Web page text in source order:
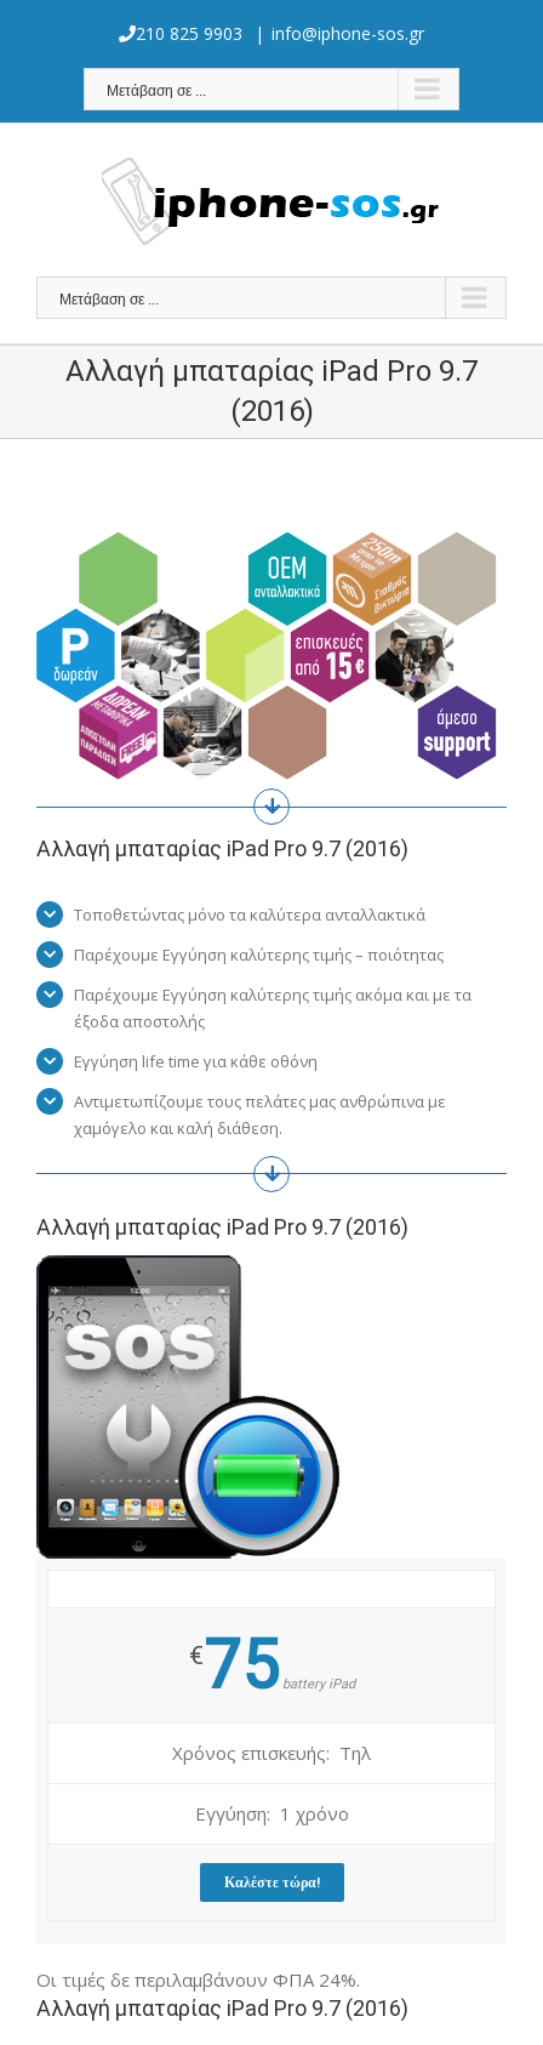
210 825 9903 | info@iphone-sos.gr
Μετάβαση σε ...
Μετάβαση σε ...
Αλλαγή μπαταρίας iPad Pro 9.7
(2016)
Αλλαγή μπαταρίας iPad Pro 9.7 (2016)
Τοποθετώντας μόνο τα καλύτερα ανταλλακτικά
Παρέχουμε Εγγύηση καλύτερης τιμής – ποιότητας
Παρέχουμε Εγγύηση καλύτερης τιμής ακόμα και με τα
έξοδα αποστολής
Εγγύηση life time για κάθε οθόνη
Αντιμετωπίζουμε τους πελάτες μας ανθρώπινα με
χαμόγελο και καλή διάθεση.
Αλλαγή μπαταρίας iPad Pro 9.7 (2016)
€75battery iPad
Χρόνος επισκευής: Τηλ
Εγγύηση: 1 χρόνο
Καλέστε τώρα!
Οι τιμές δε περιλαμβάνουν ΦΠΑ 24%.
Αλλαγή μπαταρίας iPad Pro 9.7 (2016)